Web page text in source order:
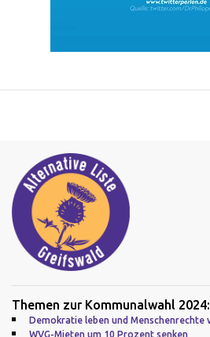
Themen zur Kommunalwahl 2024:
Demokratie leben und Menschenrechte
WVG-Mieten um 10 Prozent senken